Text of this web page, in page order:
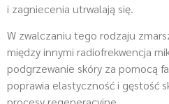
i zagniecenia utrwalają się.
W zwalczaniu tego rodzaju
między innymi radiofrekwencja
podgrzewanie skóry za pomocą
poprawia elastyczność i gęstość